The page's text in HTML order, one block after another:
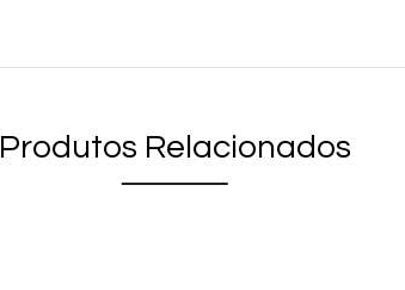
Produtos Relacionados